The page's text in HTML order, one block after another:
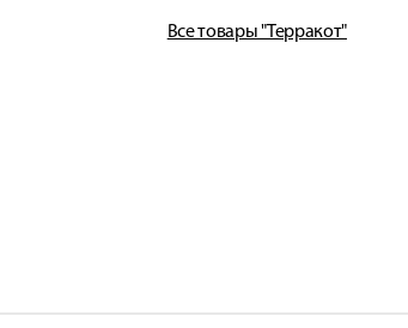
Все товары "Терракот"